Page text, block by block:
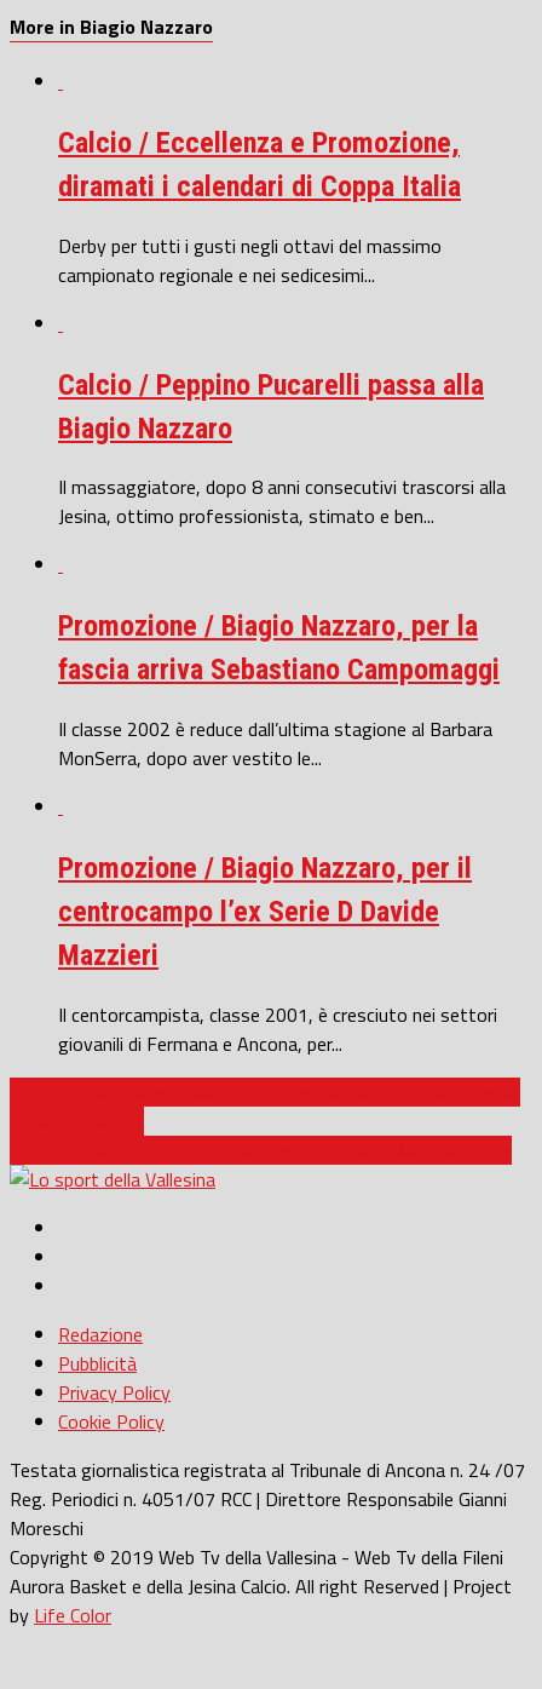
More in Biagio Nazzaro
Calcio / Eccellenza e Promozione,
diramati i calendari di Coppa Italia
Derby per tutti i gusti negli ottavi del massimo
campionato regionale e nei sedicesimi...
Calcio / Peppino Pucarelli passa alla
Biagio Nazzaro
Il massaggiatore, dopo 8 anni consecutivi trascorsi alla
Jesina, ottimo professionista, stimato e ben...
Promozione / Biagio Nazzaro, per la
fascia arriva Sebastiano Campomaggi
Il classe 2002 è reduce dall’ultima stagione al Barbara
MonSerra, dopo aver vestito le...
Promozione / Biagio Nazzaro, per il
centrocampo l’ex Serie D Davide
Mazzieri
Il centorcampista, classe 2001, è cresciuto nei settori
giovanili di Fermana e Ancona, per...
Redazione
Pubblicità
Privacy Policy
Cookie Policy
Testata giornalistica registrata al Tribunale di Ancona n. 24 /07
Reg. Periodici n. 4051/07 RCC | Direttore Responsabile Gianni
Moreschi
Copyright © 2019 Web Tv della Vallesina - Web Tv della Fileni
Aurora Basket e della Jesina Calcio. All right Reserved | Project
by Life Color